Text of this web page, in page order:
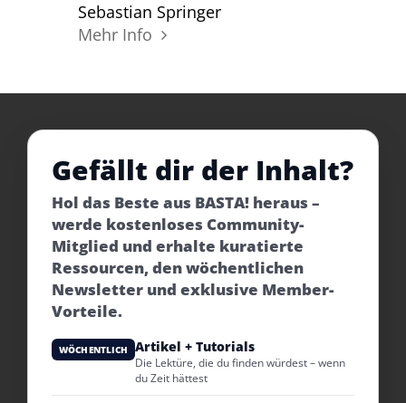
Sebastian Springer
Mehr Info
Gefällt dir der Inhalt?
Hol das Beste aus BASTA! heraus –
werde kostenloses Community-
Mitglied und erhalte kuratierte
Ressourcen, den wöchentlichen
Newsletter und exklusive Member-
Vorteile.
WÖCHENTLICH Artikel + Tutorials
Die Lektüre, die du finden würdest – wenn
du Zeit hättest